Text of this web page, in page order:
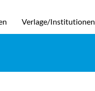
Verlage/Institutionen